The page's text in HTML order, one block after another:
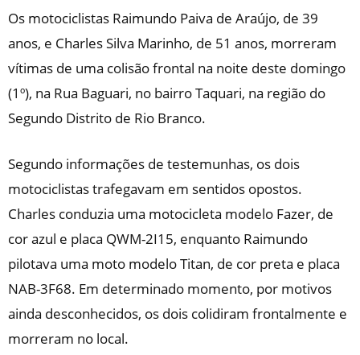
Os motociclistas Raimundo Paiva de Araújo, de 39
anos, e Charles Silva Marinho, de 51 anos, morreram
vítimas de uma colisão frontal na noite deste domingo
(1º), na Rua Baguari, no bairro Taquari, na região do
Segundo Distrito de Rio Branco.
Segundo informações de testemunhas, os dois
motociclistas trafegavam em sentidos opostos.
Charles conduzia uma motocicleta modelo Fazer, de
cor azul e placa QWM-2I15, enquanto Raimundo
pilotava uma moto modelo Titan, de cor preta e placa
NAB-3F68. Em determinado momento, por motivos
ainda desconhecidos, os dois colidiram frontalmente e
morreram no local.